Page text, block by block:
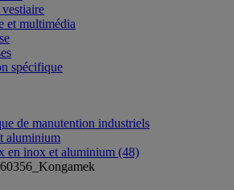
et multimédia
spécifique
de manutention industriels
aluminium
en inox et aluminium (48)